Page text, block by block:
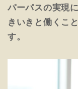
パーパスの実現
きいきと働くこ
す。